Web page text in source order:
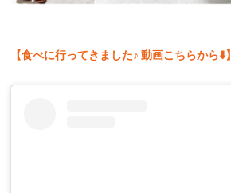
【食べに行ってきました♪ 動画こちらから⬇️】